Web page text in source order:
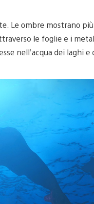
Le ombre mostrano
le foglie e i
nell’acqua dei laghi e